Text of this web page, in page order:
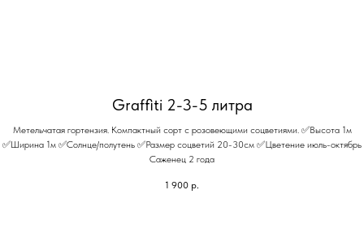
Graffiti 2-3-5 литра
Метельчатая гортензия. Компактный сорт с розовеющими соцветиями. ✅Высота 1м
✅Ширина 1м ✅Солнце/полутень ✅Размер соцветий 20-30см ✅Цветение июль-октябрь
Саженец 2 года
1 900 р.